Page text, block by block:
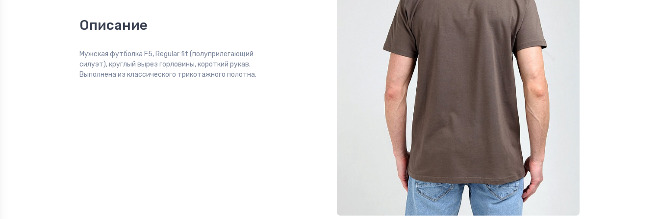
Описание
Мужская футболка F5, Regular fit (полуприлегающий
силуэт), круглый вырез горловины, короткий рукав.
Выполнена из классического трикотажного полотна.